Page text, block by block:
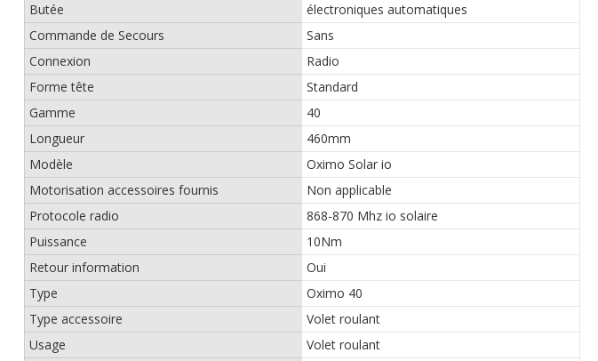
Butée
électroniques automatiques
Commande de Secours
Sans
Connexion
Radio
Forme tête
Standard
Gamme
40
Longueur
460mm
Modèle
Oximo Solar io
Motorisation accessoires fournis
Non applicable
Protocole radio
868-870 Mhz io solaire
Puissance
10Nm
Retour information
Oui
Type
Oximo 40
Type accessoire
Volet roulant
Usage
Volet roulant